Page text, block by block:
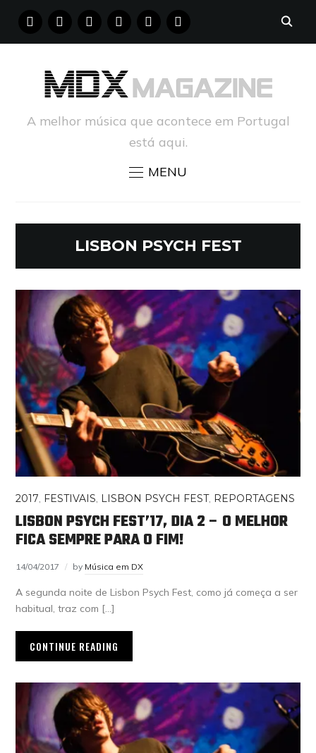
FACEBOOKINSTAGRAM
YOUTUBE PINTERESTTUMBLR
A melhor música que acontece em Portugal
está aqui.
MENU
LISBON PSYCH FEST
2017, FESTIVAIS, LISBON PSYCH FEST, REPORTAGENS
LISBON PSYCH FEST’17, DIA 2 – O MELHOR
FICA SEMPRE PARA O FIM!
14/04/2017 by Música em DX
A segunda noite de Lisbon Psych Fest, como já começa a ser
habitual, traz com […]
CONTINUE READING